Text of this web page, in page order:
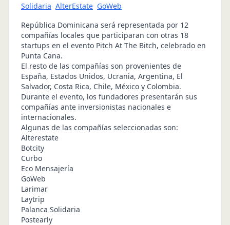
Solidaria AlterEstate GoWeb
República Dominicana será representada por 12
compañías locales que participaran con otras 18
startups en el evento Pitch At The Bitch, celebrado en
Punta Cana.
El resto de las compañías son provenientes de
España, Estados Unidos, Ucrania, Argentina, El
Salvador, Costa Rica, Chile, México y Colombia.
Durante el evento, los fundadores presentarán sus
compañías ante inversionistas nacionales e
internacionales.
Algunas de las compañías seleccionadas son:
Alterestate
Botcity
Curbo
Eco Mensajería
GoWeb
Larimar
Laytrip
Palanca Solidaria
Postearly